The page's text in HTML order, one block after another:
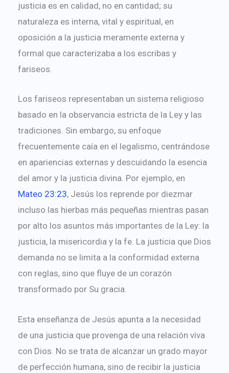
justicia es en calidad, no en cantidad; su
naturaleza es interna, vital y espiritual, en
oposición a la justicia meramente externa y
formal que caracterizaba a los escribas y
fariseos.
Los fariseos representaban un sistema religioso
basado en la observancia estricta de la Ley y las
tradiciones. Sin embargo, su enfoque
frecuentemente caía en el legalismo, centrándose
en apariencias externas y descuidando la esencia
del amor y la justicia divina. Por ejemplo, en
Mateo 23:23, Jesús los reprende por diezmar
incluso las hierbas más pequeñas mientras pasan
por alto los asuntos más importantes de la Ley: la
justicia, la misericordia y la fe. La justicia que Dios
demanda no se limita a la conformidad externa
con reglas, sino que fluye de un corazón
transformado por Su gracia.
Esta enseñanza de Jesús apunta a la necesidad
de una justicia que provenga de una relación viva
con Dios. No se trata de alcanzar un grado mayor
de perfección humana, sino de recibir la justicia